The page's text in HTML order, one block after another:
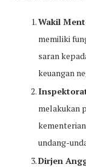
Wakil
memiliki
saran
keuangan
melakukan
undang-
Dirjen